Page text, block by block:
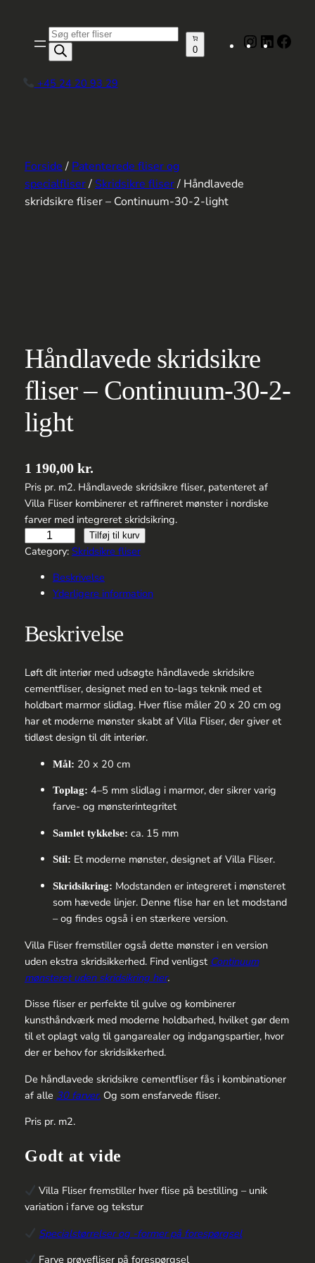
indhold
Produktsøgning
0
Instagram
LinkedIn
+45 24 20 93 29
Forside/ Patenterede fliser og
specialfliser/ Skridsikre fliser/ Håndlavede
skridsikre fliser – Continuum-30-2-light
Håndlavede skridsikre
fliser – Continuum-30-2-
light
1 190,00 kr.
Pris pr. m2. Håndlavede skridsikre fliser, patenteret af
Villa Fliser kombinerer et raffineret mønster i nordiske
farver med integreret skridsikring.
Håndlavede
skridsikre
Continuum-
2-
Tilføj til kurv
Category: Skridsikre fliser
Beskrivelse
Yderligere information
Beskrivelse
Løft dit interiør med udsøgte håndlavede skridsikre
cementfliser, designet med en to-lags teknik med et
holdbart marmor slidlag. Hver flise måler 20 x 20 cm og
har et moderne mønster skabt af Villa Fliser, der giver et
tidløst design til dit interiør.
Mål: 20 x 20 cm
Toplag: 4–5 mm slidlag i marmor, der sikrer varig
farve- og mønsterintegritet
Samlet tykkelse: ca. 15 mm
Stil: Et moderne mønster, designet af Villa Fliser.
Skridsikring: Modstanden er integreret i mønsteret
som hævede linjer. Denne flise har en let modstand
– og findes også i en stærkere version.
Villa Fliser fremstiller også dette mønster i en version
uden ekstra skridsikkerhed. Find venligst Continuum
mønsteret uden skridsikring her.
Disse fliser er perfekte til gulve og kombinerer
kunsthåndværk med moderne holdbarhed, hvilket gør dem
til et oplagt valg til gangarealer og indgangspartier, hvor
der er behov for skridsikkerhed.
De håndlavede skridsikre cementfliser fås i kombinationer
af alle 30 farver.Og som ensfarvede fliser.
Pris pr. m2.
Godt at vide
Villa Fliser fremstiller hver flise på bestilling – unik
variation i farve og tekstur
Specialstørrelser og -former på forespørgsel
Farve prøvefliser på forespørgsel